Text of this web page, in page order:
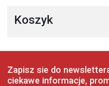
Koszyk
Zapisz sie do
ciekawe informacje,